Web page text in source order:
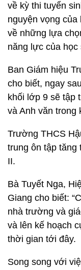
về kỳ thi tuyển
nguyện vọng
về những lựa
năng lực của học
Ban Giám hiệu
cho biết, ngay
khối lớp 9 sẽ tập
và Anh văn trong
Trường THCS
trung ôn tập tăng
II.
Bà Tuyết Nga,
Giang cho biết:
nhà trường và
và lên kế hoạch
thời gian tới đây.
Song song với